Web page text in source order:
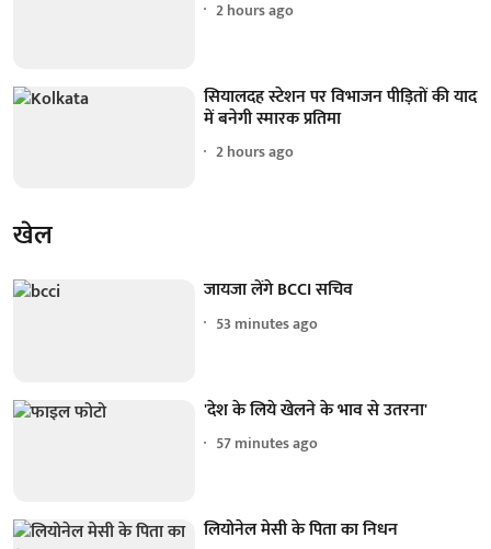
2 hours ago
सियालदह स्टेशन पर विभाजन पीड़ितों की याद
में बनेगी स्मारक प्रतिमा
2 hours ago
खेल
जायजा लेंगे BCCI सचिव
53 minutes ago
'देश के लिये खेलने के भाव से उतरना'
57 minutes ago
लियोनेल मेसी के पिता का निधन